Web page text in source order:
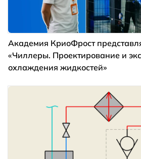
Академия КриоФрост
«Чиллеры. Проектирование и
охлаждения жидкостей»